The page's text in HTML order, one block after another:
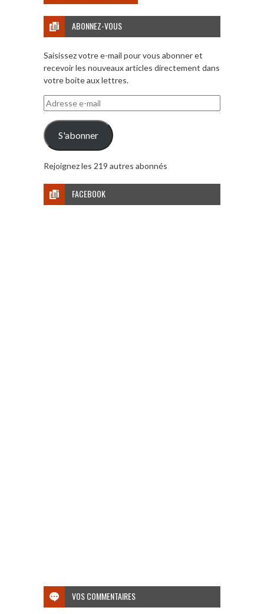
ABONNEZ-VOUS
Saisissez votre e-mail pour vous abonner et
recevoir les nouveaux articles directement dans
votre boite aux lettres.
Adresse
e-
mail
S'abonner
Rejoignez les 219 autres abonnés
FACEBOOK
VOS COMMENTAIRES